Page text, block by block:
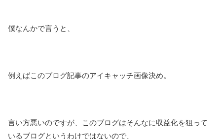
僕なんかで言うと、
例えばこのブログ記事のアイキャッチ画像決め。
言い方悪いのですが、このブログはそんなに収益化を狙って
いるブログというわけではないので、